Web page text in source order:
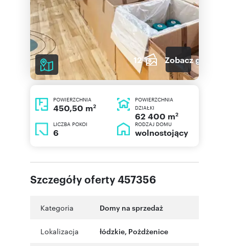
12 Zobacz galerię
POWIERZCHNIA
450,50 m2
POWIERZCHNIA
DZIAŁKI
62 400 m2
LICZBA POKOI
6
RODZAJ DOMU
wolnostojący
Szczegóły oferty 457356
Kategoria Domy na sprzedaż
Lokalizacja łódzkie, Pożdżenice